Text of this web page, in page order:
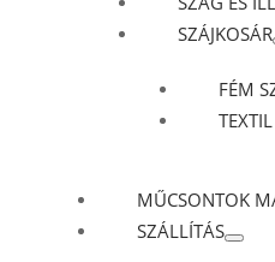
SZÁJKOSÁR
FÉM
MŰCSONTOK
SZÁLLÍTÁS